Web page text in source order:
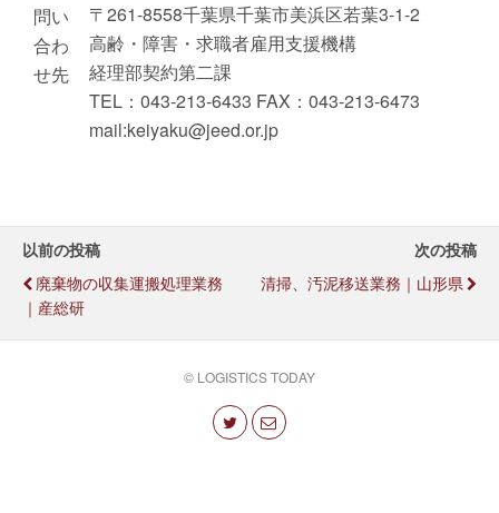
問い
合わ
せ先
〒261-8558千葉県千葉市美浜区若葉3-1-2
高齢・障害・求職者雇用支援機構
経理部契約第二課
TEL：043-213-6433 FAX：043-213-6473
mail:keiyaku@jeed.or.jp
以前の投稿
廃棄物の収集運搬処理業務
｜産総研
次の投稿
清掃、汚泥移送業務｜山形県
© LOGISTICS TODAY